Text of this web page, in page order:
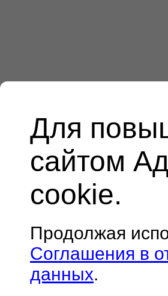
Для
сайтом
cookie.
Продолжая
Соглашения в
данных.